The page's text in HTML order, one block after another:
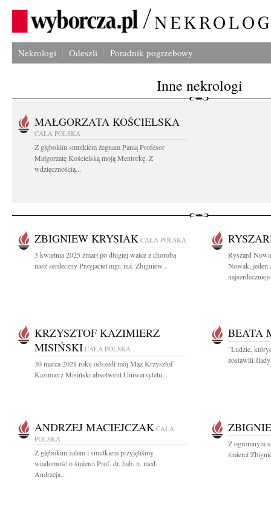
Nekrologi Odeszli Poradnik pogrzebowy
Inne nekrologi
MAŁGORZATA KOŚCIELSKA
CAŁA POLSKA
Z głębokim smutkiem żegnam Panią Profesor
Małgorzatę Kościelską moją Mentorkę. Z
wdzięcznością...
ZBIGNIEW KRYSIAK CAŁA POLSKA
3 kwietnia 2025 zmarł po długiej walce z chorobą
nasz serdeczny Przyjaciel mgr. inż. Zbigniew...
Ryszard
Nowak, jeden
KRZYSZTOF KAZIMIERZ
MISIŃSKI CAŁA POLSKA
30 marca 2021 roku odszedł mój Mąż Krzysztof
Kazimierz Misiński absolwent Uniwersytetu...
BEATA
"Ludzie,
zostawili
ANDRZEJ MACIEJCZAK CAŁA
POLSKA
Z głębokim żalem i smutkiem przyjęliśmy
wiadomość o śmierci Prof. dr. hab. n. med.
Andrzeja...
Z ogromnym
śmierci